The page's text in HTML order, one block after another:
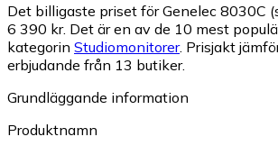
Det billigaste priset för Genelec 8030C
6 390 kr. Det är en av de 10 mest
kategorin Studiomonitorer. Prisjakt
erbjudande från 13 butiker.
Grundläggande information
Produktnamn